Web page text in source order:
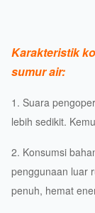
Karakteristik
sumur air:
1. Suara
lebih sedikit.
2. Konsumsi
penggunaan luar
penuh, hemat